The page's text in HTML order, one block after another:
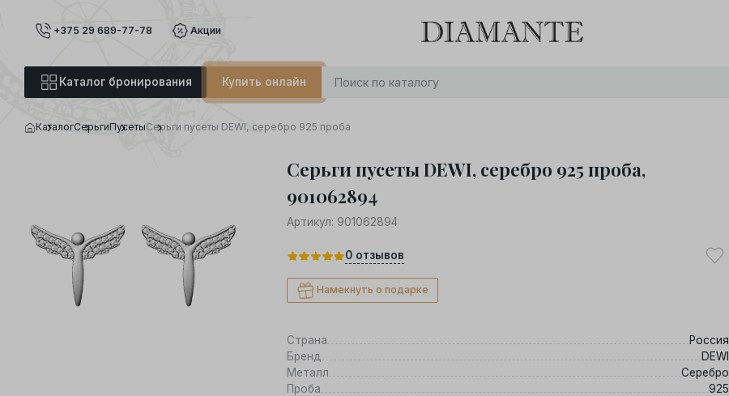
+375 29 689-77-78 Акции
Каталог бронирования Купить онлайн
0 : 0 0
КаталогСерьгиПусетыСерьги пусеты DEWI, серебро 925 проба
Серьги пусеты DEWI, серебро 925 проба,
901062894
Артикул: 901062894
0 отзывов
Намекнуть о подарке
Страна
Россия
Бренд
DEWI
Металл
Серебро
Проба
925